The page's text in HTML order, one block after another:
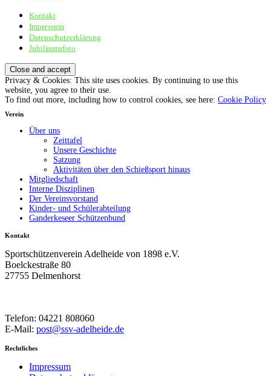
Sportschützenverein Adelheide von 1898 e.V.
Kontakt
Impressum
Datenschutzerklärung
Jubiläumsfoto
Privacy & Cookies: This site uses cookies. By continuing to use this
website, you agree to their use.
To find out more, including how to control cookies, see here: Cookie Policy
Verein
Über uns
Zeittafel
Unsere Geschichte
Satzung
Aktivitäten über den Schießsport hinaus
Mitgliedschaft
Interne Disziplinen
Der Vereinsvorstand
Kinder- und Schülerabteilung
Ganderkeseer Schützenbund
Kontakt
Sportschützenverein Adelheide von 1898 e.V.
Boelckestraße 80
27755 Delmenhorst
Telefon: 04221 808060
E-Mail: post@ssv-adelheide.de
Rechtliches
Impressum